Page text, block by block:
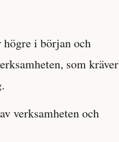
högre i början och
som kräver
verksamheten och